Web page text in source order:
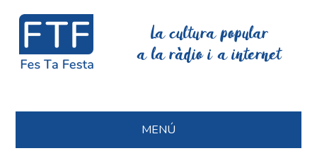
La cultura popular
a la ràdio i a internet
MENÚ